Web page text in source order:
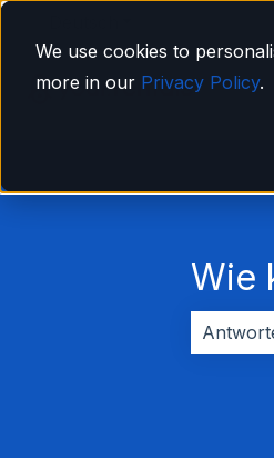
We use cookies to
more in our Privacy Policy.
Wie